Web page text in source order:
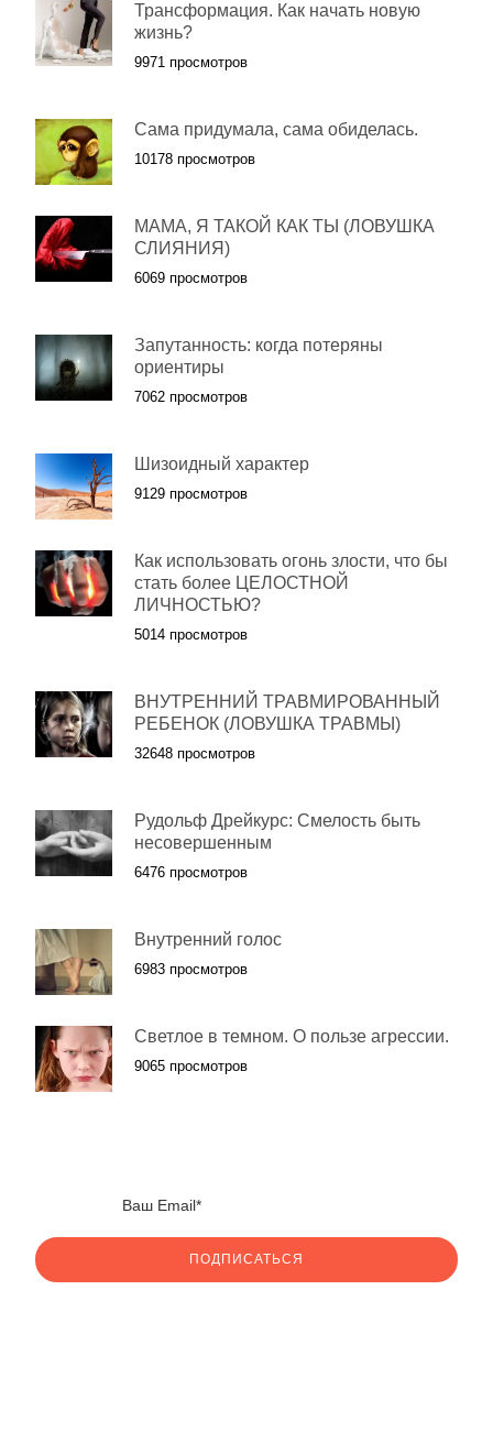
Трансформация. Как начать новую
жизнь?
9971 просмотров
Сама придумала, сама обиделась.
10178 просмотров
МАМА, Я ТАКОЙ КАК ТЫ (ЛОВУШКА
СЛИЯНИЯ)
6069 просмотров
Запутанность: когда потеряны
ориентиры
7062 просмотров
Шизоидный характер
9129 просмотров
Как использовать огонь злости, что бы
стать более ЦЕЛОСТНОЙ
ЛИЧНОСТЬЮ?
5014 просмотров
ВНУТРЕННИЙ ТРАВМИРОВАННЫЙ
РЕБЕНОК (ЛОВУШКА ТРАВМЫ)
32648 просмотров
Рудольф Дрейкурс: Смелость быть
несовершенным
6476 просмотров
Внутренний голос
6983 просмотров
Светлое в темном. О пользе агрессии.
9065 просмотров
ПОДПИСАТЬСЯ